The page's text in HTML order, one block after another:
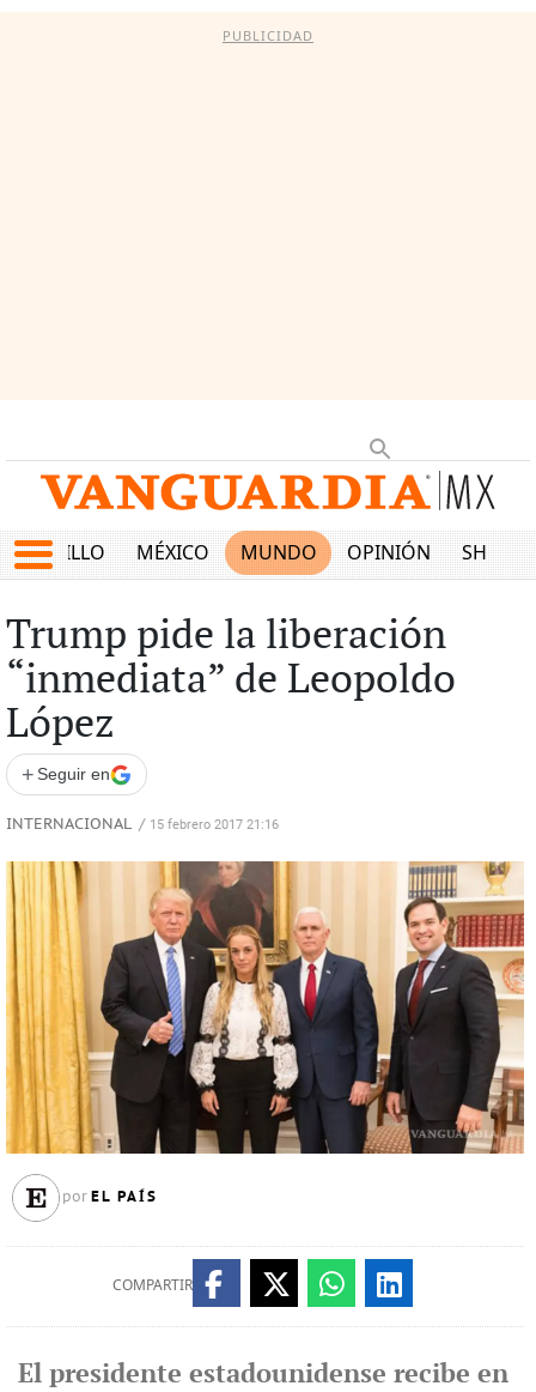
PUBLICIDAD
SALTILLO MÉXICO MUNDO OPINIÓN SHOW
Trump pide la liberación
“inmediata” de Leopoldo
López
+ Seguir en
INTERNACIONAL / 15 febrero 2017 21:16
por EL PAÍS
COMPARTIR
El presidente estadounidense recibe en